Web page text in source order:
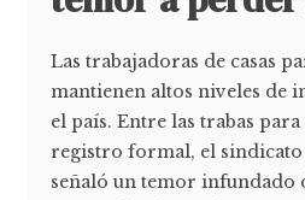
Las trabajadoras de casas
mantienen altos niveles de
el país. Entre las trabas
registro formal, el sindicato
señaló un temor infundado